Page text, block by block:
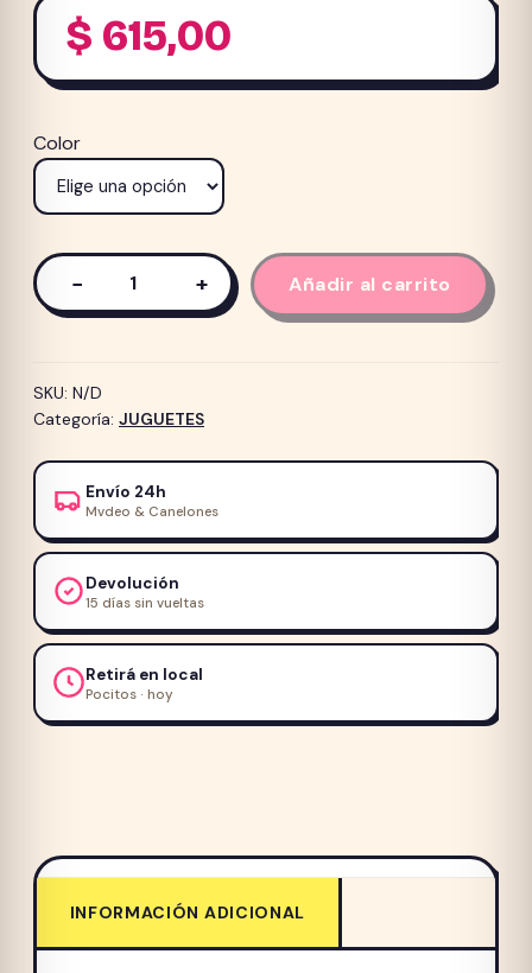
$ 615,00
Color
Juguete
para
Flotante
MPETS
TOSS
Volante
cantidad
− + Añadir al carrito
SKU: N/D
Categoría: JUGUETES
Envío 24h
Mvdeo & Canelones
Devolución
15 días sin vueltas
Retirá en local
Pocitos · hoy
INFORMACIÓN ADICIONAL